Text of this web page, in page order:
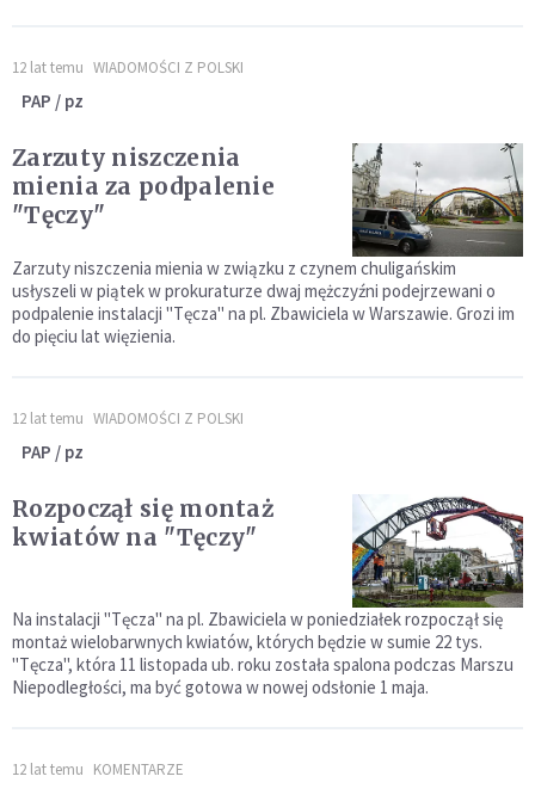
12 lat temu WIADOMOŚCI Z POLSKI
PAP / pz
Zarzuty niszczenia
mienia za podpalenie
"Tęczy"
Zarzuty niszczenia mienia w związku z czynem chuligańskim
usłyszeli w piątek w prokuraturze dwaj mężczyźni podejrzewani o
podpalenie instalacji "Tęcza" na pl. Zbawiciela w Warszawie. Grozi im
do pięciu lat więzienia.
12 lat temu WIADOMOŚCI Z POLSKI
PAP / pz
Rozpoczął się montaż
kwiatów na "Tęczy"
Na instalacji "Tęcza" na pl. Zbawiciela w poniedziałek rozpoczął się
montaż wielobarwnych kwiatów, których będzie w sumie 22 tys.
"Tęcza", która 11 listopada ub. roku została spalona podczas Marszu
Niepodległości, ma być gotowa w nowej odsłonie 1 maja.
12 lat temu KOMENTARZE